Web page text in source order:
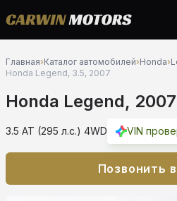
Главная›Каталог автомобилей›Honda›
Honda Legend, 3.5, 2007
Honda Legend, 2007
3.5 AT (295 л.с.) 4WD VIN
Позвонить